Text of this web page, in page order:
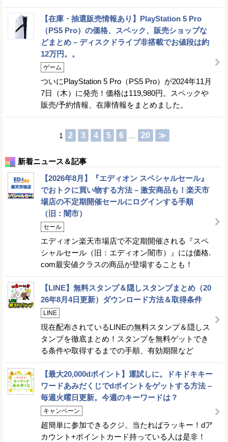
【在庫・抽選販売情報あり】PlayStation 5 Pro
（PS5 Pro）の価格、スペック、販売ショップな
どまとめ – ディスクドライブ非搭載でお値段は約
12万円。。
ゲーム
ついにPlayStation 5 Pro（PS5 Pro）が2024年11月
7日（木）に発売！価格は119,980円。スペックや
販売/予約情報、在庫情報をまとめました。
1 2 3 4 5 6 20 ≫
新着ニュース＆記事
【2026年8月】『エディオン スペシャルセール』
でおトクに買い物する方法 – 激安商品も！楽天市
場店の不定期開催セールにログインする手順
（旧：闇市）
セール
エディオン楽天市場店で不定期開催される『スペ
シャルセール（旧：エディオン闇市）』には価格.
com最安値クラスの商品が登場することも！
【LINE】無料スタンプ＆隠しスタンプまとめ（20
26年8月4日更新）ダウンロード方法＆取得条件
LINE
現在配布されているLINEの無料スタンプ＆隠しス
タンプを徹底まとめ！スタンプを無料ゲットでき
る条件や取得するまでの手順、有効期限など
【最大20,000dポイント】運試しに。ドキドキキー
ワードあみだくじでdポイントをゲットする方法 –
毎週火曜日更新。今週のキーワードは？
キャンペーン
超簡単に参加できるクジ。当たればラッキー！dア
カウント+ポイントカード持っている人は是非！